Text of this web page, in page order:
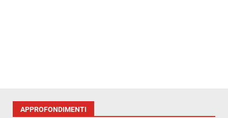
APPROFONDIMENTI